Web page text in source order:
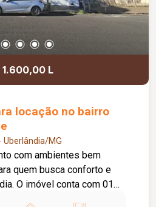
1.600,00 L
locação no bairro
Uberlândia/MG
com ambientes bem
quem busca conforto e
01